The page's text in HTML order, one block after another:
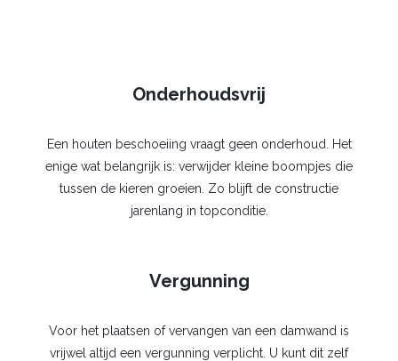
Onderhoudsvrij
Een houten beschoeiing vraagt geen onderhoud. Het
enige wat belangrijk is: verwijder kleine boompjes die
tussen de kieren groeien. Zo blijft de constructie
jarenlang in topconditie.
Vergunning
Voor het plaatsen of vervangen van een damwand is
vrijwel altijd een vergunning verplicht. U kunt dit zelf